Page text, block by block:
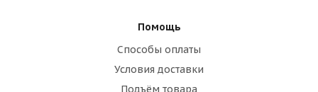
Помощь
Способы оплаты
Условия доставки
Подъём товара